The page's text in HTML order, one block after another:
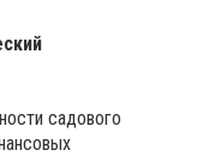
садового